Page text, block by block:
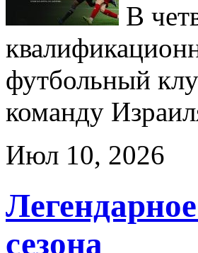
В
футбольный
команду
Июл 10, 2026
сезона